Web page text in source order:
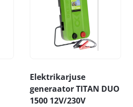
Elektrikarjuse
generaator TITAN DUO
1500 12V/230V